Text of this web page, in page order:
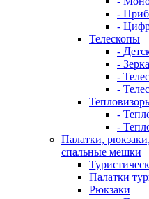
-
-
Телескопы
-
-
-
-
-
-
Палатки,
спальные мешки
Палатки
Рюкзаки